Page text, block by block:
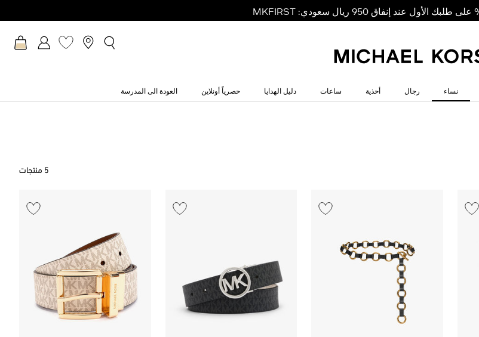
نساء رجال أحذية ساعات دليل الهدايا حصرياً أونلاين العودة الى المدرسة
5 منتجات